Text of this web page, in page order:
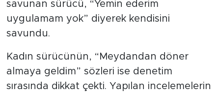
savunan sürücü, “Yemin ederim
uygulamam yok” diyerek kendisini
savundu.
Kadın sürücünün, “Meydandan döner
almaya geldim” sözleri ise denetim
sırasında dikkat çekti. Yapılan incelemelerin